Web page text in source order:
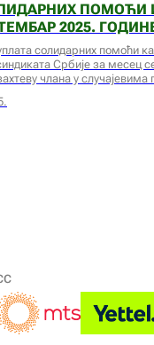
ПОМОЋИ
2025.
солидарних помоћи
Србије за
члана у